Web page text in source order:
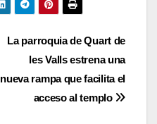
La parroquia de Quart de
les Valls estrena una
nueva rampa que facilita el
acceso al templo